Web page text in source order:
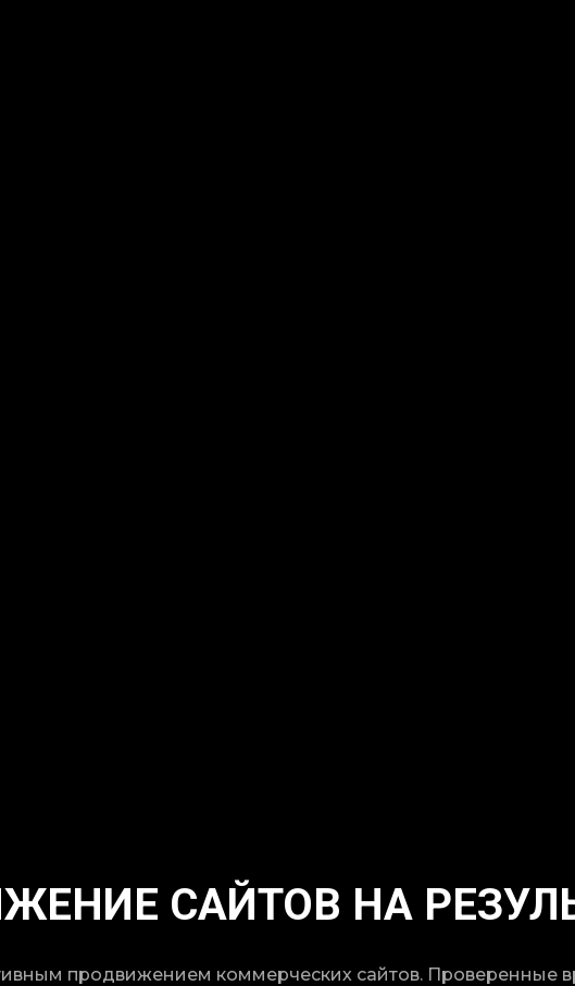
САЙТОВ НА
продвижением коммерческих сайтов. Проверенные